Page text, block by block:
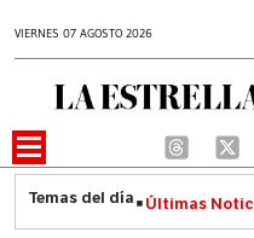
VIERNES 07 AGOSTO 2026
Últimas